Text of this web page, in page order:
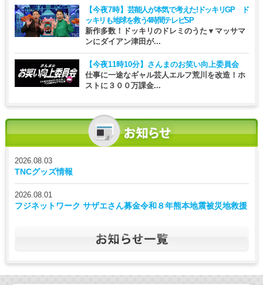
【今夜7時】 芸能人が本気で考えた!ドッキリGP ド
ッキリも地球を救う4時間テレビSP
新作多数！ドッキリのドレミのうた▼マッサマ
ンにダイアン津田が...
【今夜11時10分】 さんまのお笑い向上委員会
仕事に一途なギャル芸人エルフ荒川を改造！ホ
ストに３００万課金...
2026.08.03
TNCグッズ情報
2026.08.01
フジネットワーク サザエさん募金令和８年熊本地震被災地救援